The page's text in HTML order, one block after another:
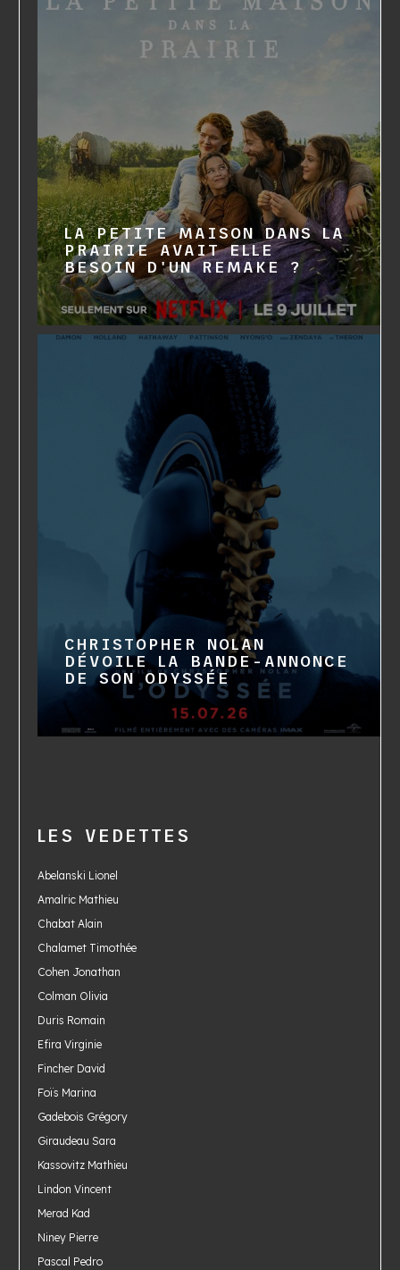
LA PETITE MAISON DANS LA
PRAIRIE AVAIT ELLE
BESOIN D'UN REMAKE ?
CHRISTOPHER NOLAN
DÉVOILE LA BANDE-ANNONCE
DE SON ODYSSÉE
LES VEDETTES
Abelanski Lionel
Amalric Mathieu
Chabat Alain
Chalamet Timothée
Cohen Jonathan
Colman Olivia
Duris Romain
Efira Virginie
Fincher David
Foïs Marina
Gadebois Grégory
Giraudeau Sara
Kassovitz Mathieu
Lindon Vincent
Merad Kad
Niney Pierre
Pascal Pedro